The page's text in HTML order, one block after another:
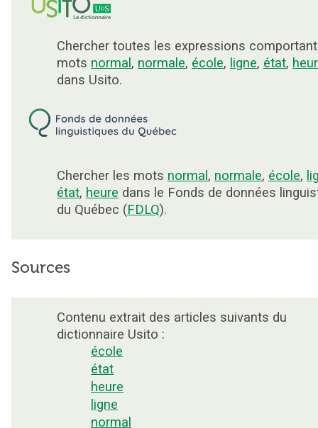
Chercher toutes les expressions
mots normal , normale, école, ligne, état,
dans Usito.
Chercher les mots normal , normale, école,
état, heure dans le Fonds de données
du Québec (FDLQ).
Sources
Contenu extrait des articles suivants du
dictionnaire Usito :
école
état
heure
ligne
normal